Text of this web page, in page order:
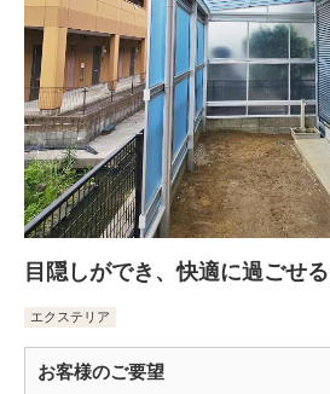
目隠しができ、快適に過ごせ
エクステリア
お客様のご要望